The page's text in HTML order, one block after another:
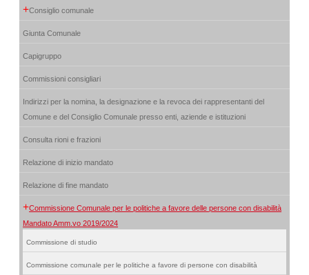
+Consiglio comunale
Giunta Comunale
Capigruppo
Commissioni consigliari
Indirizzi per la nomina, la designazione e la revoca dei rappresentanti del
Comune e del Consiglio Comunale presso enti, aziende e istituzioni
Consulta rioni e frazioni
Relazione di inizio mandato
Relazione di fine mandato
+Commissione Comunale per le politiche a favore delle persone con disabilità
Mandato Amm.vo 2019/2024
Commissione di studio
Commissione comunale per le politiche a favore di persone con disabilità